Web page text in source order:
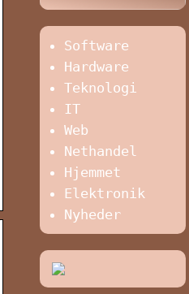
Software
Hardware
Teknologi
IT
Web
Nethandel
Hjemmet
Elektronik
Nyheder